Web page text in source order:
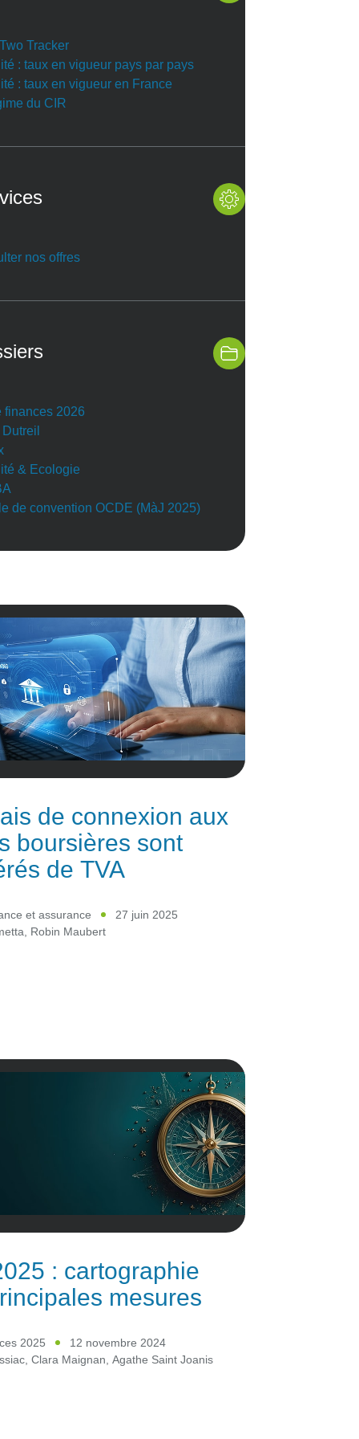
Tracker
: taux en vigueur pays par pays
: taux en vigueur en France
du CIR
nos offres
finances 2026
& Ecologie
de convention OCDE (MàJ 2025)
de connexion aux
boursières sont
de TVA
et assurance
27 juin 2025
, Robin Maubert
: cartographie
mesures
2025
12 novembre 2024
,Clara Maignan ,Agathe Saint Joanis